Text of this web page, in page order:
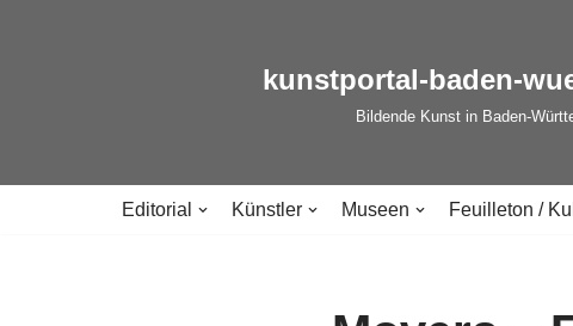
kunstportal-baden-
Bildende Kunst in Baden-
Editorial Künstler Museen Feuilleton /